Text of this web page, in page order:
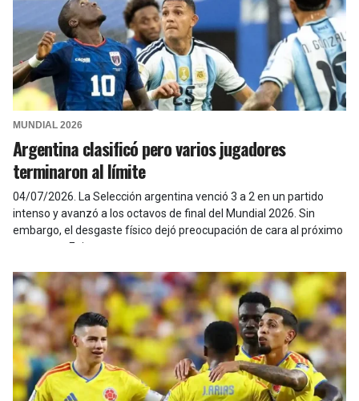
MUNDIAL 2026
Argentina clasificó pero varios jugadores
terminaron al límite
04/07/2026 La Selección argentina venció 3 a 2 en un partido
intenso y avanzó a los octavos de final del Mundial 2026. Sin
embargo, el desgaste físico dejó preocupación de cara al próximo
cruce ante Egipto.